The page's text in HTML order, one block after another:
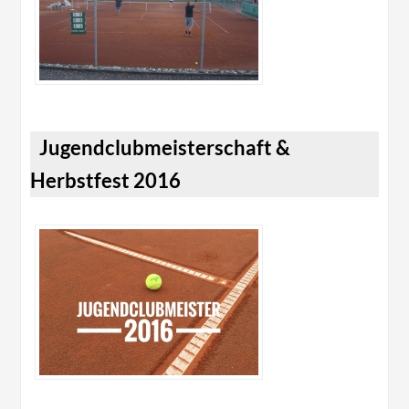
Jugendclubmeisterschaft &
Herbstfest 2016